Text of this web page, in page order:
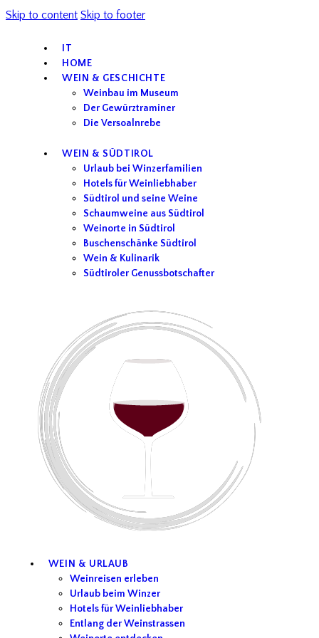
Skip to content Skip to footer
IT
HOME
WEIN & GESCHICHTE
Weinbau im Museum
Der Gewürztraminer
Die Versoalnrebe
WEIN & SÜDTIROL
Urlaub bei Winzerfamilien
Hotels für Weinliebhaber
Südtirol und seine Weine
Schaumweine aus Südtirol
Weinorte in Südtirol
Buschenschänke Südtirol
Wein & Kulinarik
Südtiroler Genussbotschafter
WEIN & URLAUB
Weinreisen erleben
Urlaub beim Winzer
Hotels für Weinliebhaber
Entlang der Weinstrassen